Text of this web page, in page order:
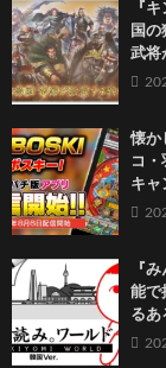
『
国
武将
懐か
コ
キャ
『
能で
るあ